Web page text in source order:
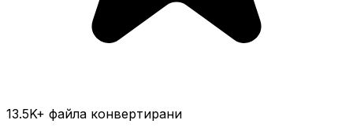
13.5K+ файла конвертирани